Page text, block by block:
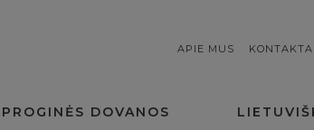
APIE MUS KONTAKTAI
PROGINĖS DOVANOS